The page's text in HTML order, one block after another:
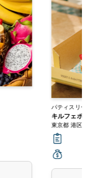
パティスリー・
キルフェボン
東京都 港区